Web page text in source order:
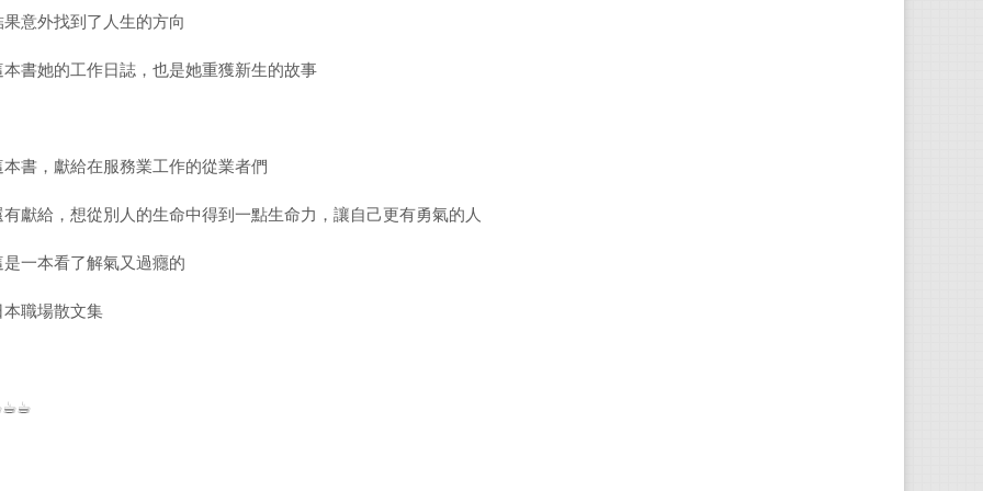
果意外找到了人生的方向
本書她的工作日誌，也是她重獲新生的故事
本書，獻給在服務業工作的從業者們
有獻給，想從別人的生命中得到一點生命力，讓自己更有勇氣的人
是一本看了解氣又過癮的
本職場散文集